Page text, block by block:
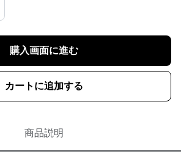
購入画面に進む
カートに追加する
商品説明